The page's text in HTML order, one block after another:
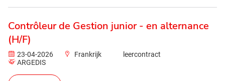
Contrôleur de Gestion junior - en alternance
(H/F)
23-04-2026 Frankrijk
leercontract
ARGEDIS